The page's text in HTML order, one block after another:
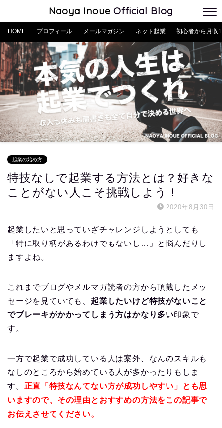
Naoya Inoue Official Blog
HOME プロフィール メールマガジン ネット起業 初心者から月収
起業の始め方
特技なしで起業する方法とは？好きな
ことがない人こそ挑戦しよう！
2020年8月30日
起業したいと思っていざチャレンジしようとしても
「特に取り柄があるわけでもないし…」と悩んだりし
ますよね。
これまでブログやメルマガ読者の方から頂戴したメッ
セージを見ていても、 起業したいけど特技がないこと
でブレーキがかかってしまう方はかなり多い印象で
す。
一方で起業で成功している人は案外、なんのスキルも
なしのところから始めている人が多かったりもしま
す。 正直「特技なんてない方が成功しやすい」とも思
いますので、その理由とおすすめの方法をこの記事で
お伝えさせてください。